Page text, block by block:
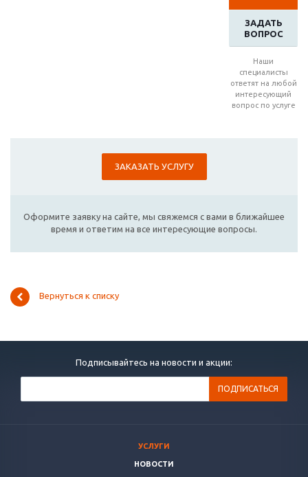
ЗАДАТЬ
ВОПРОС
Наши
специалисты
ответят на любой
интересующий
вопрос по услуге
ЗАКАЗАТЬ УСЛУГУ
Оформите заявку на сайте, мы свяжемся с вами в ближайшее
время и ответим на все интересующие вопросы.
Вернуться к списку
Подписывайтесь на новости и акции:
УСЛУГИ
НОВОСТИ